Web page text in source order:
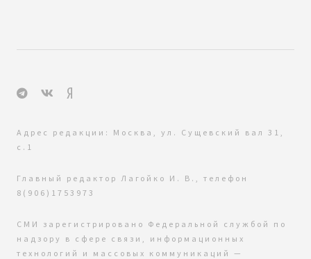
Адрес редакции: Москва, ул. Сущевский вал 31,
с.1
Главный редактор Лагойко И. В., телефон
8(906)1753973
СМИ зарегистрировано Федеральной службой по
надзору в сфере связи, информационных
технологий и массовых коммуникаций —